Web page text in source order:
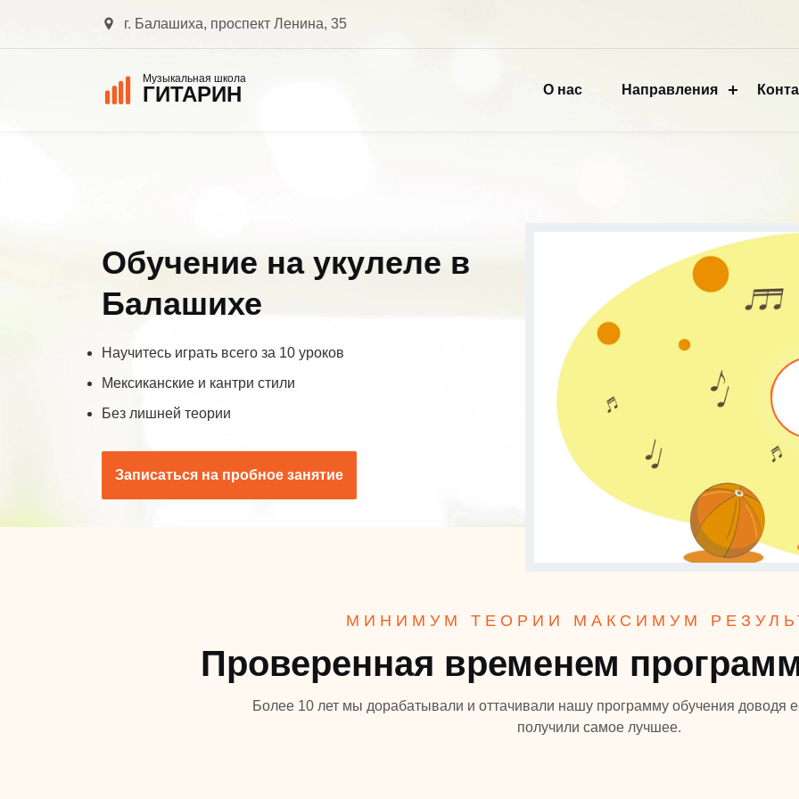
г. Балашиха, проспект Ленина, 35
Музыкальная школа
ГИТАРИН О нас Направления
Обучение на укулеле в
Балашихе
Научитесь играть всего за 10 уроков
Мексиканские и кантри стили
Без лишней теории
Записаться на пробное занятие
МИНИМУМ ТЕОРИИ МАКСИМУМ
Проверенная временем
Более 10 лет мы дорабатывали и оттачивали нашу программу обучения доводя
получили самое лучшее.